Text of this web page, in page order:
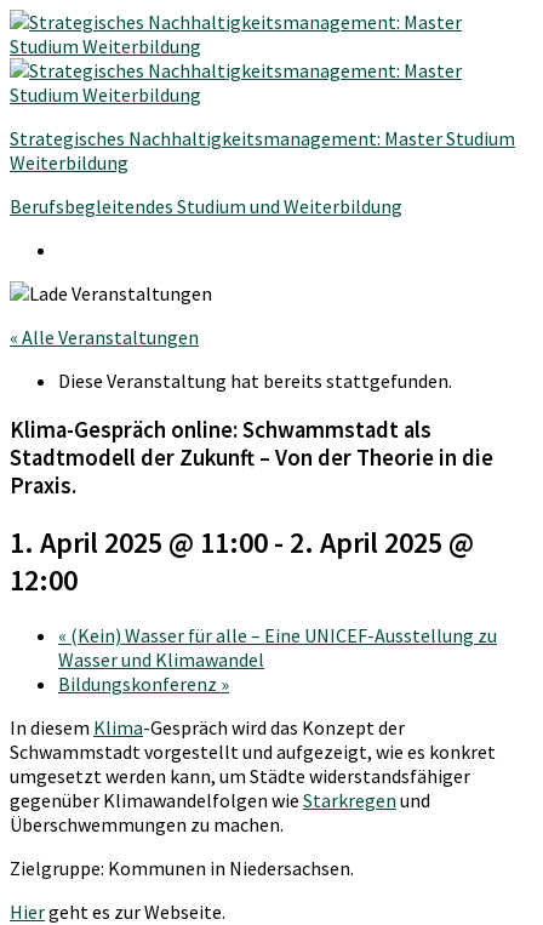
Strategisches Nachhaltigkeitsmanagement: Master Studium
Weiterbildung
Berufsbegleitendes Studium und Weiterbildung
« Alle Veranstaltungen
Diese Veranstaltung hat bereits stattgefunden.
Klima-Gespräch online: Schwammstadt als
Stadtmodell der Zukunft – Von der Theorie in die
Praxis.
1. April 2025 @ 11:00- 2. April 2025 @
12:00
« (Kein) Wasser für alle – Eine UNICEF-Ausstellung zu
Wasser und Klimawandel
Bildungskonferenz »
In diesem ⁠ Klima⁠-Gespräch wird das Konzept der
Schwammstadt vorgestellt und aufgezeigt, wie es konkret
umgesetzt werden kann, um Städte widerstandsfähiger
gegenüber Klimawandelfolgen wie ⁠ Starkregen ⁠ und
Überschwemmungen zu machen.
Zielgruppe: Kommunen in Niedersachsen.
Hiergeht es zur Webseite.